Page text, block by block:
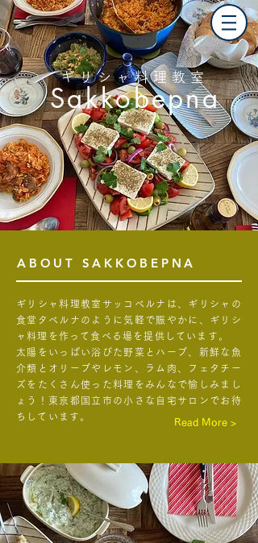
ギリシャ料理教室
Sakkobepna
ABOUT SAKKOBEPNA
ギリシャ料理教室サッコベルナは、ギリシャの
食堂タベルナ のように 気軽で賑やかに、ギリシ
ャ料理を作って食べる場を提供しています。
太陽をいっぱい浴びた野菜とハーブ、新鮮な魚
介類とオリーブやレモン、ラム肉、フェタチー
ズをたくさん使った料理をみんなで愉しみまし
ょう！東京都国立市の小さな自宅サロンでお待
ちしています。
Read More >